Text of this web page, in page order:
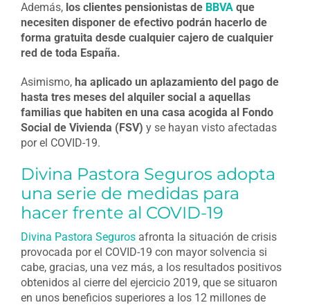
Además, los clientes pensionistas de BBVAque
necesiten disponer de efectivo podrán hacerlo de
forma gratuita desde cualquier cajero de cualquier
red de toda España.
Asimismo, ha aplicado un aplazamiento del pago de
hasta tres meses del alquiler social a aquellas
familias que habiten en una casa acogida al Fondo
Social de Vivienda (FSV) y se hayan visto afectadas
por el COVID-19.
Divina Pastora Seguros adopta
una serie de medidas para
hacer frente al COVID-19
Divina Pastora Segurosafronta la situación de crisis
provocada por el COVID-19 con mayor solvencia si
cabe, gracias, una vez más, a los resultados positivos
obtenidos al cierre del ejercicio 2019, que se situaron
en unos beneficios superiores a los 12 millones de